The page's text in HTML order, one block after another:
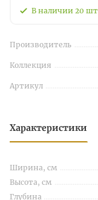
В наличии 20 шт
Производитель
Коллекция
Артикул
Характеристики
Ширина, см
Высота, см
Глубина